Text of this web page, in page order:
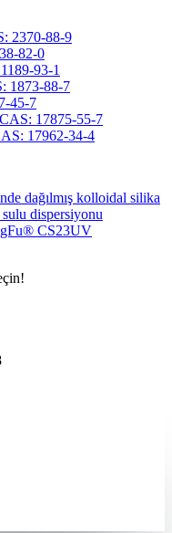
2370-88-9
82-0
93-1
1873-88-7
45-7
17875-55-7
17962-34-4
dağılmış kolloidal silika
dispersiyonu
CS23UV